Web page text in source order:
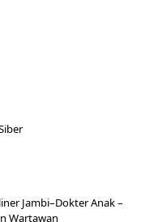
Jambi–DokterAnak –
Wartawan